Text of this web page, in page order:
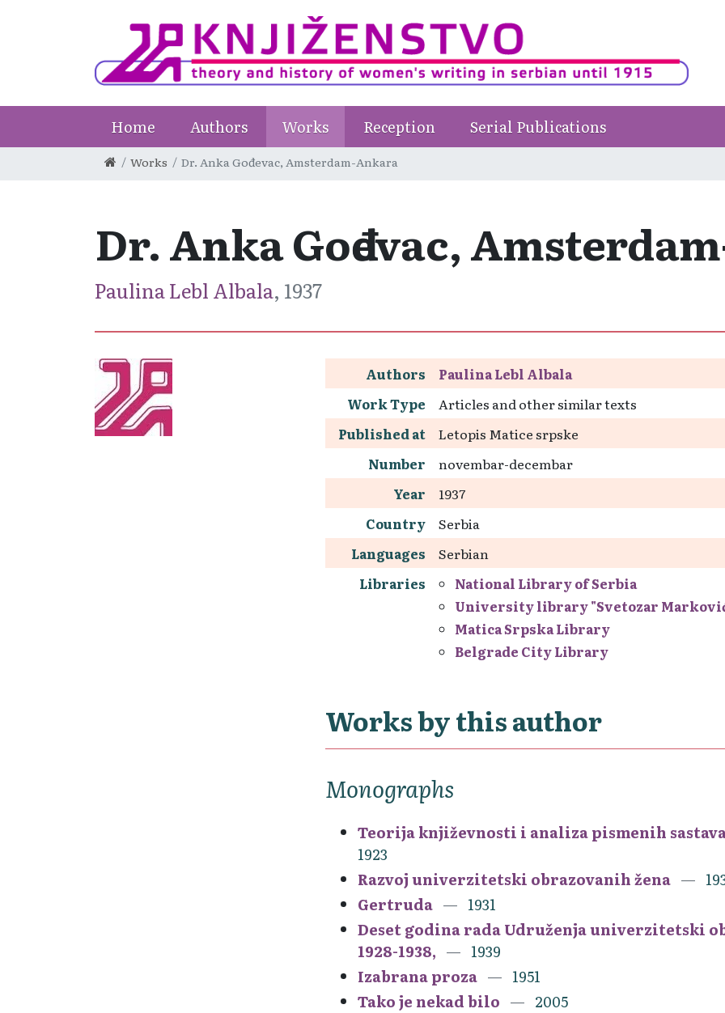
Home Authors Works Reception Serial Publications
Works Dr. Anka Gođevac, Amsterdam-Ankara
Dr. Anka Gođevac,
Paulina Lebl Albala, 1937
Authors
Paulina Lebl Albala
Work Type
Articles and other similar texts
Published at
Letopis Matice srpske
Number
novembar-decembar
Year
1937
Country
Serbia
Languages
Serbian
Libraries
National Library of Serbia
University library "Svetozar
Matica Srpska Library
Belgrade City Library
Works by this author
Monographs
Teorija književnosti i analiza pismenih
1923
Razvoj univerzitetski obrazovanih žena
Gertruda
1931
Deset godina rada Udruženja univerzitetski
1928-1938,
1939
Izabrana proza
1951
Tako je nekad bilo
2005